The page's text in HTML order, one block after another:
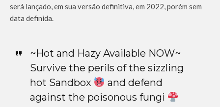
será lançado, em sua versão definitiva, em 2022, porém sem
data definida.
~Hot and Hazy Available NOW~
Survive the perils of the sizzling
hot Sandbox
and defend
against the poisonous fungi